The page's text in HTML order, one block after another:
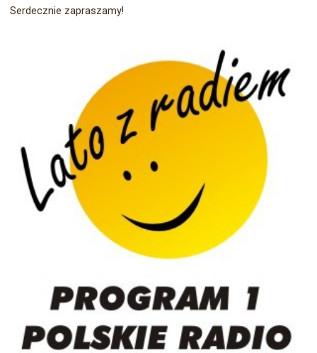
Serdecznie zapraszamy!